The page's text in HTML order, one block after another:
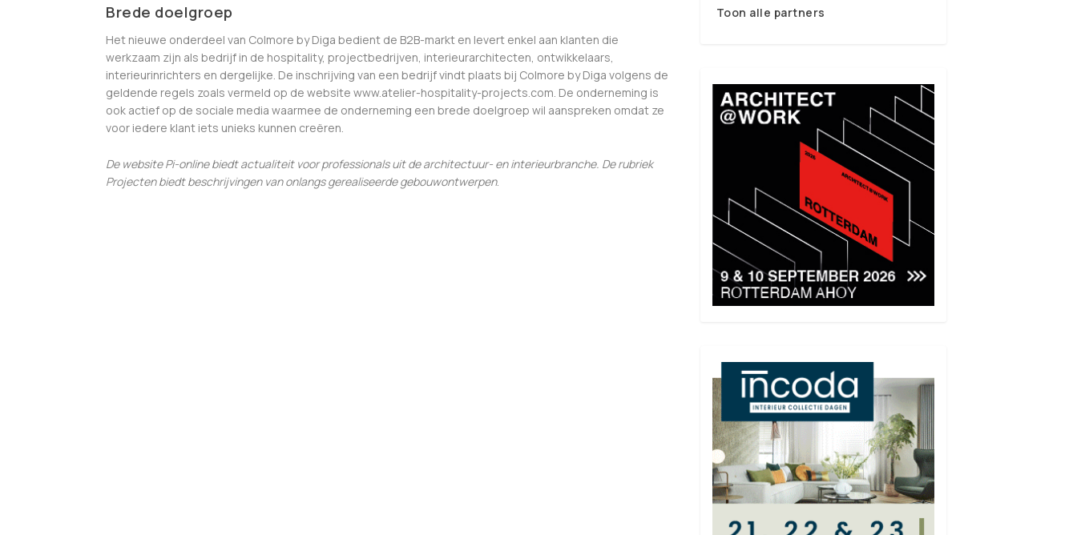
Brede doelgroep
Het nieuwe onderdeel van Colmore by Diga bedient de B2B-markt en levert enkel aan klanten die
werkzaam zijn als bedrijf in de hospitality, projectbedrijven, interieurarchitecten, ontwikkelaars,
interieurinrichters en dergelijke. De inschrijving van een bedrijf vindt plaats bij Colmore by Diga volgens de
geldende regels zoals vermeld op de website www.atelier-hospitality-projects.com. De onderneming is
ook actief op de sociale media waarmee de onderneming een brede doelgroep wil aanspreken omdat ze
voor iedere klant iets unieks kunnen creëren.
De website Pi-online biedt actualiteit voor professionals uit de architectuur- en interieurbranche. De rubriek
Projecten biedt beschrijvingen van onlangs gerealiseerde gebouwontwerpen.
Toon alle partners